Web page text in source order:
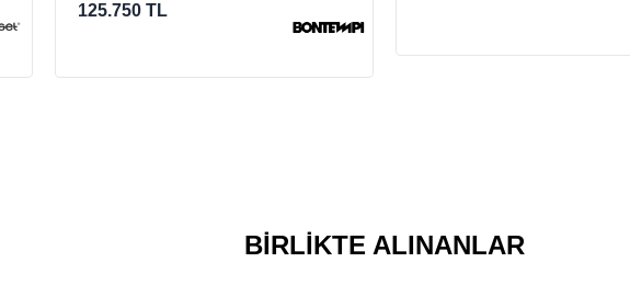
125.750 TL
BIRLIKTE ALINANLAR